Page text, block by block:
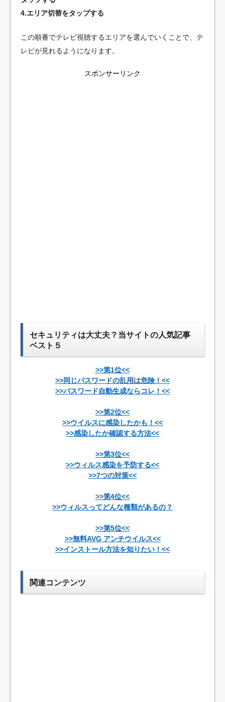
4.エリア切替をタップする
この順番でテレビ視聴するエリアを選んでいくことで、テ
レビが見れるようになります。
スポンサーリンク
セキュリティは大丈夫？当サイトの人気記事
ベスト５
>>第1位<<
>>同じパスワードの乱用は危険！<<
>>パスワード自動生成ならコレ！<<
>>第2位<<
>>ウイルスに感染したかも！<<
>>感染したか確認する方法<<
>>第3位<<
>>ウィルス感染を予防する<<
>>7つの対策<<
>>第4位<<
>>ウィルスってどんな種類があるの？
>>第5位<<
>>無料AVG アンチウイルス<<
>>インストール方法を知りたい！<<
関連コンテンツ